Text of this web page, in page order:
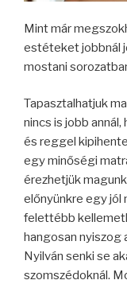
Mint már
estéteket jobbnál
mostani
Tapasztalhatjuk
nincs is jobb
és reggel
egy minőségi
érezhetjük
előnyünkre egy
felettébb
hangosan nyiszog
Nyilván senki se
szomszédoknál.